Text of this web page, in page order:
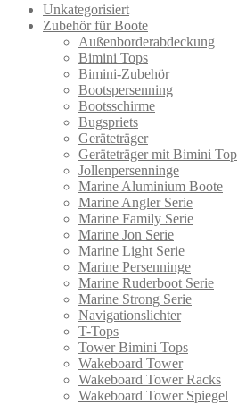
Unkategorisiert
Zubehör für Boote
Außenborderabdeckung
Bimini Tops
Bimini-Zubehör
Bootspersenning
Bootsschirme
Bugspriets
Geräteträger
Geräteträger mit Bimini Top
Jollenpersenninge
Marine Aluminium Boote
Marine Angler Serie
Marine Family Serie
Marine Jon Serie
Marine Light Serie
Marine Persenninge
Marine Ruderboot Serie
Marine Strong Serie
Navigationslichter
T-Tops
Tower Bimini Tops
Wakeboard Tower
Wakeboard Tower Racks
Wakeboard Tower Spiegel